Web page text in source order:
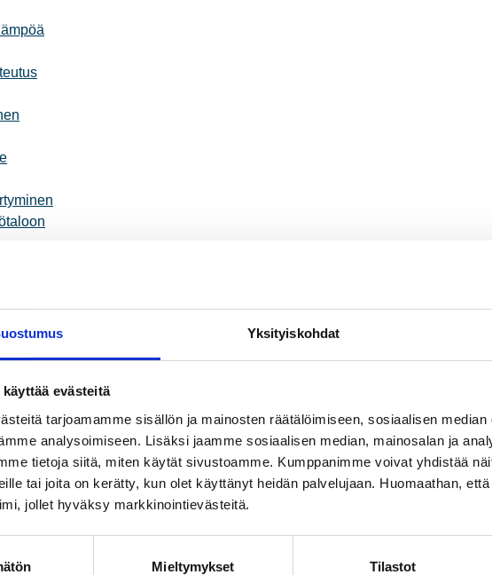
Yksityiskohdat
evästeitä
tarjoamamme sisällön ja mainosten räätälöimiseen, sosiaalisen
analysoimiseen. Lisäksi jaamme sosiaalisen median, mainosalan ja
tietoja siitä, miten käytät sivustoamme. Kumppanimme voivat yhdistää
tai joita on kerätty, kun olet käyttänyt heidän palvelujaan. Huomaathan,
jollet hyväksy markkinointievästeitä.
Mieltymykset Tilastot